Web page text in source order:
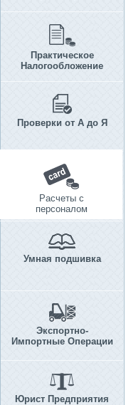
Практическое
Налогообложение
Проверки от А до Я
Расчеты с
персоналом
Умная подшивка
Экспортно-
Импортные Операции
Юрист Предприятия